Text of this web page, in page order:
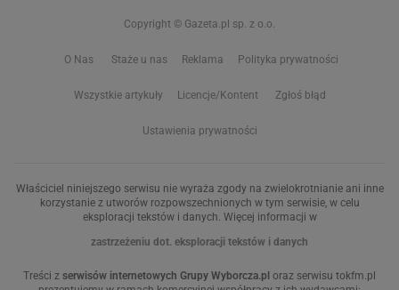
Copyright © Gazeta.pl sp. z o.o.
O Nas Staże u nas Reklama Polityka prywatności
Wszystkie artykuły Licencje/Kontent Zgłoś błąd
Ustawienia prywatności
Właściciel niniejszego serwisu nie wyraża zgody na zwielokrotnianie ani inne
korzystanie z utworów rozpowszechnionych w tym serwisie, w celu
eksploracji tekstów i danych. Więcej informacji w
zastrzeżeniu dot. eksploracji tekstów i danych
Treści z serwisów internetowych Grupy Wyborcza.pl oraz serwisu tokfm.pl